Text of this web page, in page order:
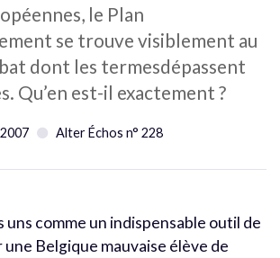
le Plan
se trouve visiblement au
dont les termesdépassent
Qu’en est-il exactement ?
Alter Échos n° 228
uns comme un indispensable outil de
Belgique mauvaise élève de